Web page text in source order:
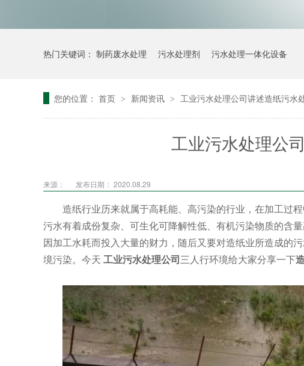
热门关键词： 制药废水处理 污水处理剂 污水处理一体化设备
您的位置： 首页 > 新闻资讯 > 工业污水处理公司讲述造纸污水
工业污水处理公
来源： 发布日期： 2020.08.29
造纸行业历来就属于高耗能、高污染的行业，在加工过
污水有着成份复杂、可生化可降解性低、有机污染物质的含
因加工水耗而投入大量的财力，随后又要对造纸业所造成的
境污染。今天 工业污水处理公司三人行环境给大家分享一下